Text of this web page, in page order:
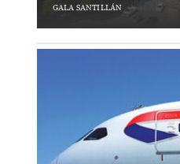
GALA SANTILLÁN